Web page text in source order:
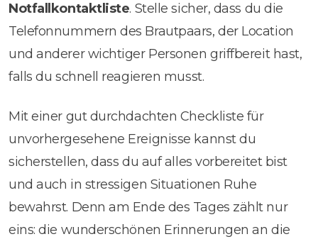
Notfallkontaktliste. Stelle sicher, dass du die
Telefonnummern des Brautpaars, der Location
und anderer wichtiger Personen griffbereit hast,
falls du schnell reagieren musst.
Mit einer gut durchdachten Checkliste für
unvorhergesehene Ereignisse kannst du
sicherstellen, dass du auf alles vorbereitet bist
und auch in stressigen Situationen Ruhe
bewahrst. Denn am Ende des Tages zählt nur
eins: die wunderschönen Erinnerungen an die